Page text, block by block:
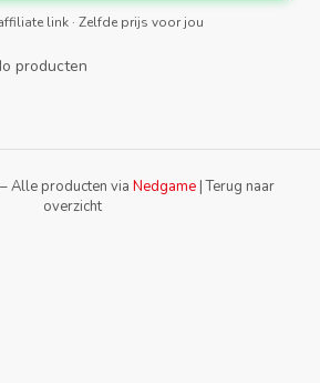
link · Zelfde prijs voor jou
producten
Alle producten via Nedgame|Terug naar
overzicht